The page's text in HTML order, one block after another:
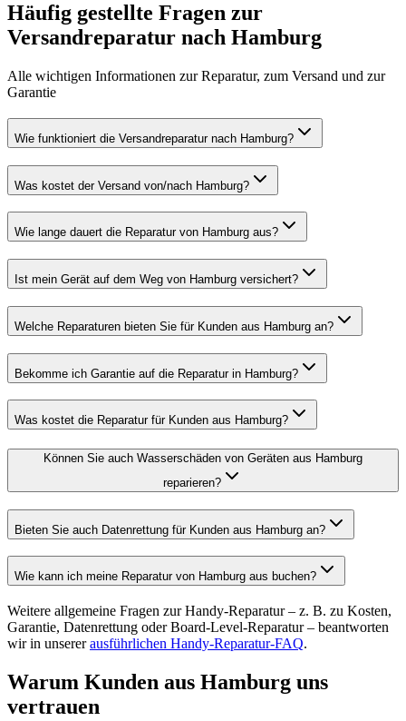
Häufig gestellte Fragen zur
Versandreparatur nach Hamburg
Alle wichtigen Informationen zur Reparatur, zum Versand und zur
Garantie
Wie funktioniert die Versandreparatur nach Hamburg?
Was kostet der Versand von/nach Hamburg?
Wie lange dauert die Reparatur von Hamburg aus?
Ist mein Gerät auf dem Weg von Hamburg versichert?
Welche Reparaturen bieten Sie für Kunden aus Hamburg an?
Bekomme ich Garantie auf die Reparatur in Hamburg?
Was kostet die Reparatur für Kunden aus Hamburg?
Können Sie auch Wasserschäden von Geräten aus Hamburg
reparieren?
Bieten Sie auch Datenrettung für Kunden aus Hamburg an?
Wie kann ich meine Reparatur von Hamburg aus buchen?
Weitere allgemeine Fragen zur Handy-Reparatur – z. B. zu Kosten,
Garantie, Datenrettung oder Board-Level-Reparatur – beantworten
wir in unserer ausführlichen Handy-Reparatur-FAQ.
Warum Kunden aus Hamburg uns
vertrauen